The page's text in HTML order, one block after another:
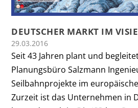
DEUTSCHER MARKT IM
29.03.2016
Seit 43 Jahren plant und
Planungsbüro Salzmann
Seilbahnprojekte im
Zurzeit ist das Unternehmen in